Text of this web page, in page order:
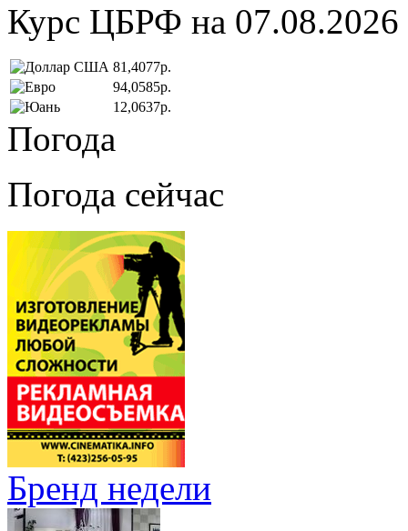
Курс ЦБРФ на 07.08.2026
81,4077р.
94,0585р.
12,0637р.
Погода
Погода сейчас
Бренд недели